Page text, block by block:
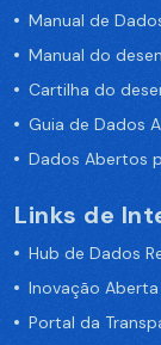
Manual de
Manual do
Cartilha do
Guia de Dados
Dados Abertos
Links de
Hub de Dados
Inovação Aberta
Portal da